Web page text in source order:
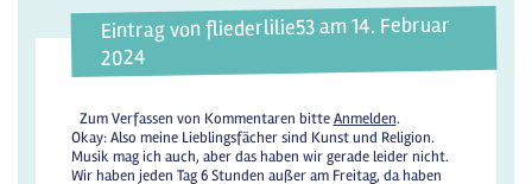
Eintrag von fliederlilie53 am 14. Februar
2024
Zum Verfassen von Kommentaren bitteAnmelden.
Okay: Also meine Lieblingsfächer sind Kunst und Religion.
Musik mag ich auch, aber das haben wir gerade leider nicht.
Wir haben jeden Tag 6 Stunden außer am Freitag, da haben